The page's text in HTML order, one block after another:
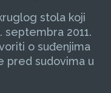
stola koji
septembra 2011.
o suđenjima
pred sudovima u